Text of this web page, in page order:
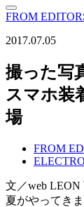
FROM
2017.07.05
撮った写
スマホ装
場
FROM
文／web LEON
夏がやってき